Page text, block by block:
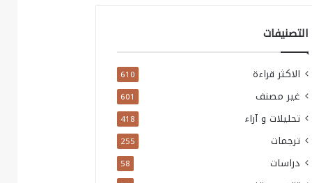
التصنيفات
الاكثر قراءة 610
غير مصنف 601
تحليلات و آراء 418
ترجمات 255
دراسات 58